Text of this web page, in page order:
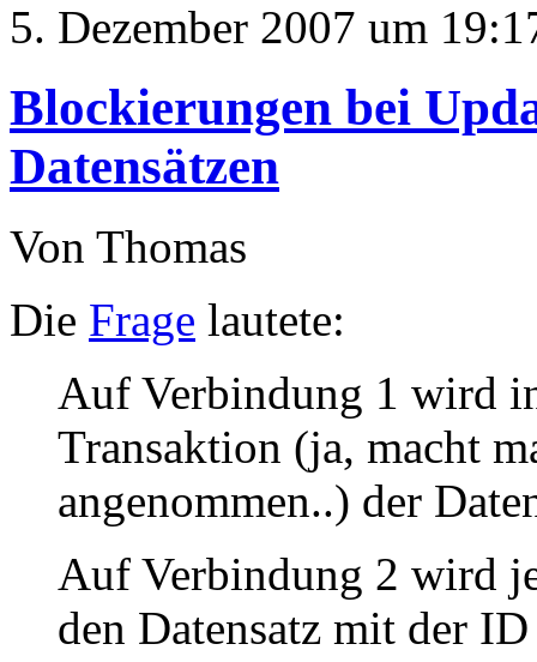
5. Dezember 2007 um
Blockierungen bei
Datensätzen
Von Thomas
Die Frage lautete:
Auf Verbindung 1 wird
Transaktion (ja, macht
angenommen..) der
Auf Verbindung 2 wird
den Datensatz mit der